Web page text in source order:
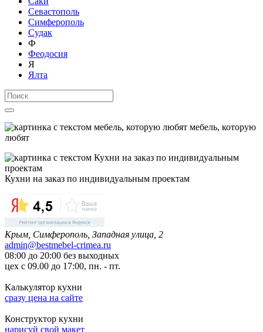
Севастополь
Симферополь
Судак
Ф
Феодосия
Я
Ялта
мебель, которую
любят
Кухни на заказ по индивидуальным проектам
Крым, Симферополь, Западная улица, 2
admin@bestmebel-crimea.ru
08:00 до 20:00 без выходных
цех с 09.00 до 17:00, пн. - пт.
Калькулятор кухни
сразу цена на сайте
Конструктор кухни
нарисуй свой макет